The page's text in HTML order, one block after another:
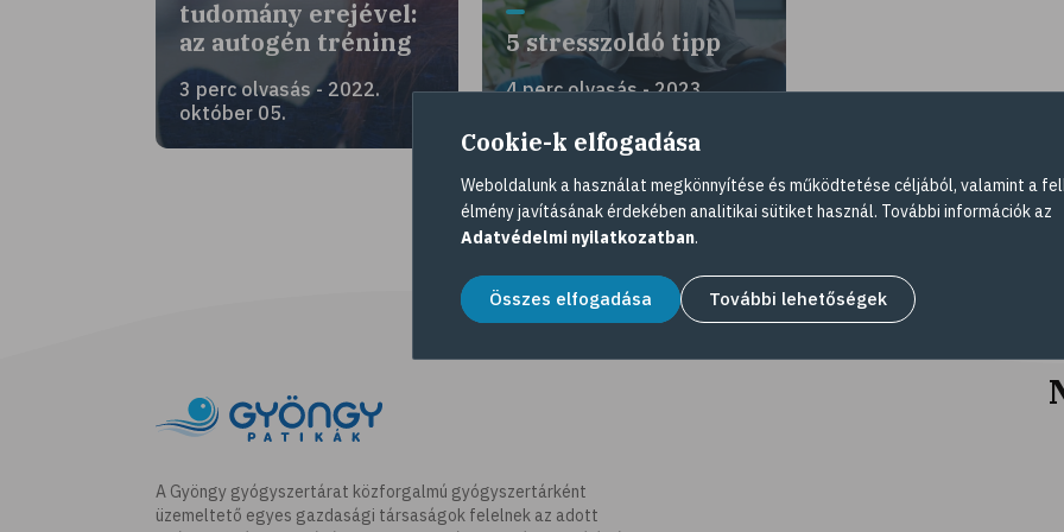
tudomány erejével:
az autogén tréning
3 perc olvasás - 2022.
október 05.
5 stresszoldó tipp
4 perc olvasás - 2023.
A Gyöngy gyógyszertárat közforgalmú gyógyszertárként
üzemeltető egyes gazdasági társaságok felelnek az adott
Cookie-k elfogadása
Weboldalunk a használat megkönnyítése és működtetése céljából, valamint a
élmény javításának érdekében analitikai sütiket használ. További információk az
Adatvédelmi nyilatkozatban.
Összes elfogadása További lehetőségek